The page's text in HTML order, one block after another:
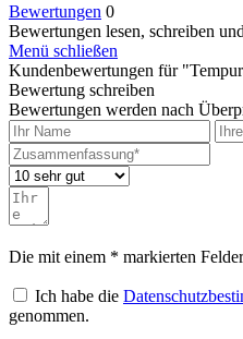
Bewertungen 0
Bewertungen lesen, schreiben
Menü schließen
Kundenbewertungen für
Bewertung schreiben
Bewertungen werden nach
Die mit einem * markierten
Ich habe die
genommen.